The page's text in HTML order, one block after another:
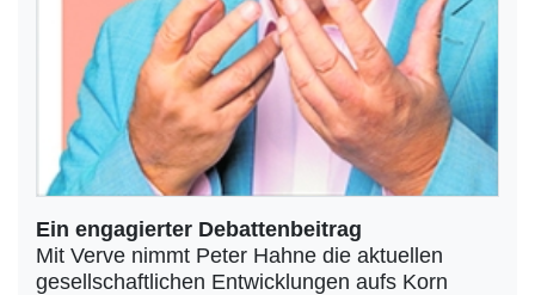
Ein engagierter Debattenbeitrag
Mit Verve nimmt Peter Hahne die aktuellen
gesellschaftlichen Entwicklungen aufs Korn